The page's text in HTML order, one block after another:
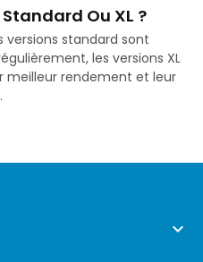
Ou XL ?
versions standard sont
les versions XL
meilleur rendement et leur
